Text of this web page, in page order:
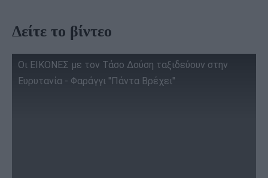
Δείτε το βίντεο
Οι ΕΙΚΟΝΕΣ με τον Τάσο Δούση ταξιδεύουν στην
Ευρυτανία - Φαράγγι "Πάντα Βρέχει"